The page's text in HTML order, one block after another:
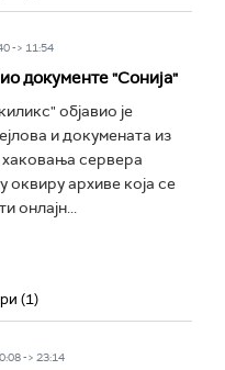
-> 11:54
документе "Сонија"
објавио је
и докумената из
сервера
оквиру архиве која се
онлајн...
(1)
-> 23:14